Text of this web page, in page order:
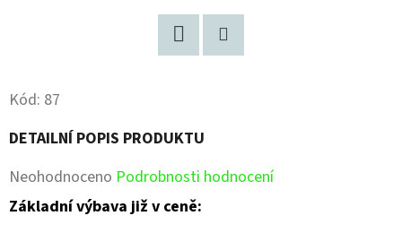
Kód: 87
DETAILNÍ POPIS PRODUKTU
Průměrné
hodnocení
Neohodnoceno Podrobnosti hodnocení
Základní výbava již v ceně: